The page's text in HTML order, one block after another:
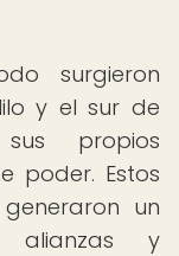
surgieron
y el sur de
propios
poder. Estos
un
alianzas y